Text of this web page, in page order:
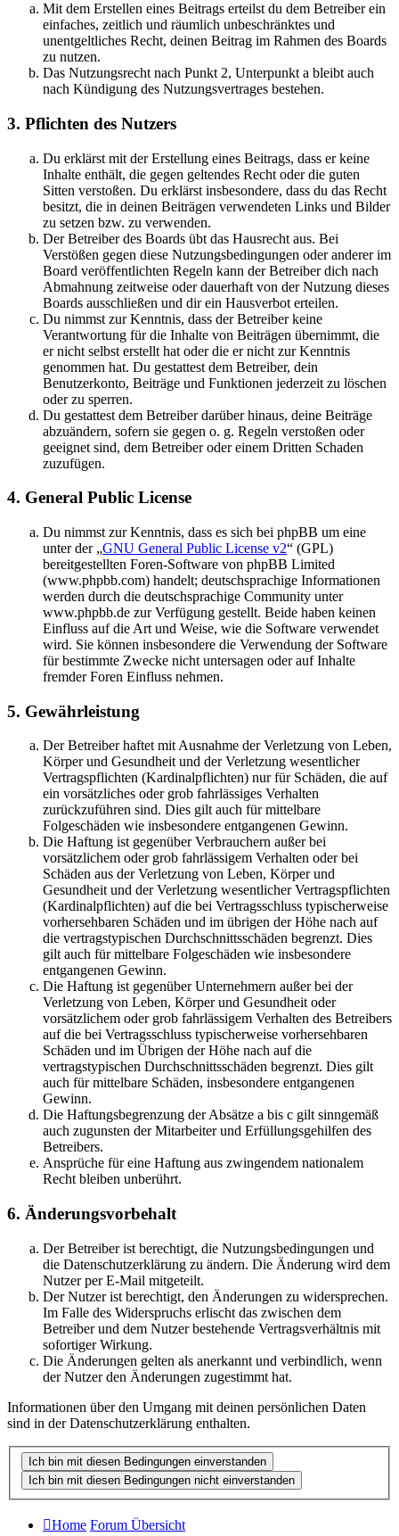
Mit dem Erstellen eines Beitrags erteilst du dem Betreiber ein
einfaches, zeitlich und räumlich unbeschränktes und
unentgeltliches Recht, deinen Beitrag im Rahmen des Boards
zu nutzen.
Das Nutzungsrecht nach Punkt 2, Unterpunkt a bleibt auch
nach Kündigung des Nutzungsvertrages bestehen.
3. Pflichten des Nutzers
Du erklärst mit der Erstellung eines Beitrags, dass er keine
Inhalte enthält, die gegen geltendes Recht oder die guten
Sitten verstoßen. Du erklärst insbesondere, dass du das Recht
besitzt, die in deinen Beiträgen verwendeten Links und Bilder
zu setzen bzw. zu verwenden.
Der Betreiber des Boards übt das Hausrecht aus. Bei
Verstößen gegen diese Nutzungsbedingungen oder anderer im
Board veröffentlichten Regeln kann der Betreiber dich nach
Abmahnung zeitweise oder dauerhaft von der Nutzung dieses
Boards ausschließen und dir ein Hausverbot erteilen.
Du nimmst zur Kenntnis, dass der Betreiber keine
Verantwortung für die Inhalte von Beiträgen übernimmt, die
er nicht selbst erstellt hat oder die er nicht zur Kenntnis
genommen hat. Du gestattest dem Betreiber, dein
Benutzerkonto, Beiträge und Funktionen jederzeit zu löschen
oder zu sperren.
Du gestattest dem Betreiber darüber hinaus, deine Beiträge
abzuändern, sofern sie gegen o. g. Regeln verstoßen oder
geeignet sind, dem Betreiber oder einem Dritten Schaden
zuzufügen.
4. General Public License
Du nimmst zur Kenntnis, dass es sich bei phpBB um eine
unter der „GNU General Public License v2“ (GPL)
bereitgestellten Foren-Software von phpBB Limited
(www.phpbb.com) handelt; deutschsprachige Informationen
werden durch die deutschsprachige Community unter
www.phpbb.de zur Verfügung gestellt. Beide haben keinen
Einfluss auf die Art und Weise, wie die Software verwendet
wird. Sie können insbesondere die Verwendung der Software
für bestimmte Zwecke nicht untersagen oder auf Inhalte
fremder Foren Einfluss nehmen.
5. Gewährleistung
Der Betreiber haftet mit Ausnahme der Verletzung von Leben,
Körper und Gesundheit und der Verletzung wesentlicher
Vertragspflichten (Kardinalpflichten) nur für Schäden, die auf
ein vorsätzliches oder grob fahrlässiges Verhalten
zurückzuführen sind. Dies gilt auch für mittelbare
Folgeschäden wie insbesondere entgangenen Gewinn.
Die Haftung ist gegenüber Verbrauchern außer bei
vorsätzlichem oder grob fahrlässigem Verhalten oder bei
Schäden aus der Verletzung von Leben, Körper und
Gesundheit und der Verletzung wesentlicher Vertragspflichten
(Kardinalpflichten) auf die bei Vertragsschluss typischerweise
vorhersehbaren Schäden und im übrigen der Höhe nach auf
die vertragstypischen Durchschnittsschäden begrenzt. Dies
gilt auch für mittelbare Folgeschäden wie insbesondere
entgangenen Gewinn.
Die Haftung ist gegenüber Unternehmern außer bei der
Verletzung von Leben, Körper und Gesundheit oder
vorsätzlichem oder grob fahrlässigem Verhalten des Betreibers
auf die bei Vertragsschluss typischerweise vorhersehbaren
Schäden und im Übrigen der Höhe nach auf die
vertragstypischen Durchschnittsschäden begrenzt. Dies gilt
auch für mittelbare Schäden, insbesondere entgangenen
Gewinn.
Die Haftungsbegrenzung der Absätze a bis c gilt sinngemäß
auch zugunsten der Mitarbeiter und Erfüllungsgehilfen des
Betreibers.
Ansprüche für eine Haftung aus zwingendem nationalem
Recht bleiben unberührt.
6. Änderungsvorbehalt
Der Betreiber ist berechtigt, die Nutzungsbedingungen und
die Datenschutzerklärung zu ändern. Die Änderung wird dem
Nutzer per E-Mail mitgeteilt.
Der Nutzer ist berechtigt, den Änderungen zu widersprechen.
Im Falle des Widerspruchs erlischt das zwischen dem
Betreiber und dem Nutzer bestehende Vertragsverhältnis mit
sofortiger Wirkung.
Die Änderungen gelten als anerkannt und verbindlich, wenn
der Nutzer den Änderungen zugestimmt hat.
Informationen über den Umgang mit deinen persönlichen Daten
sind in der Datenschutzerklärung enthalten.
Home Forum Übersicht